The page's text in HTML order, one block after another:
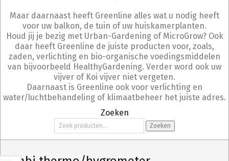
Maar daarnaast heeft Greenline alles wat u nodig heeft
voor uw balkon, de tuin of uw huiskamerplanten.
Houd jij je bezig met Urban-Gardening of MicroGrow? Ook
daar heeft Greenline de juiste producten voor, zoals,
zaden, verlichting en bio-organische voedingsmiddelen
van bijvoorbeeld HealthyGardening. Verder word ook uw
vijver of Koi vijver niet vergeten.
Daarnaast is Greenline ook voor verlichting en
water/luchtbehandeling of klimaatbeheer het juiste adres.
Zoeken
Zoeken
naar:
Zoeken